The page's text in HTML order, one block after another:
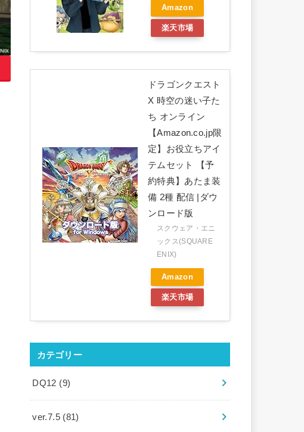
Amazon
楽天市場
ドラゴンクエスト
X 時空の迷い子た
ち オンライン
【Amazon.co.jp限
定】お役立ちアイ
テムセット 【予
約特典】あたま装
備 2種 配信 |ダウ
ンロード版
スクウェア・エニ
ックス(SQUARE
ENIX)
Amazon
楽天市場
カテゴリー
DQ12 (9)
ver.7.5 (81)